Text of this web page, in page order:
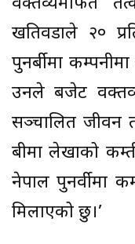
खतिवडाले २०
पुनर्बीमा
उनले बजेट
सञ्चालित जीवन
बीमा लेखाको
नेपाल पुनर्वीमा
मिलाएको छु।’